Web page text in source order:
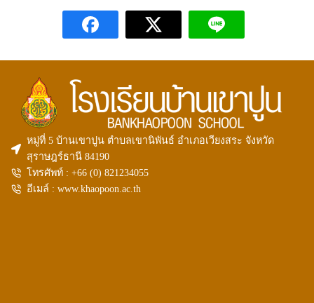
หมู่ที่ 5 บ้านเขาปูน ตำบลเขานิพันธ์ อำเภอเวียงสระ จังหวัด
สุราษฎร์ธานี 84190
โทรศัพท์ : +66 (0)821234055
อีเมล์ : www.khaopoon.ac.th